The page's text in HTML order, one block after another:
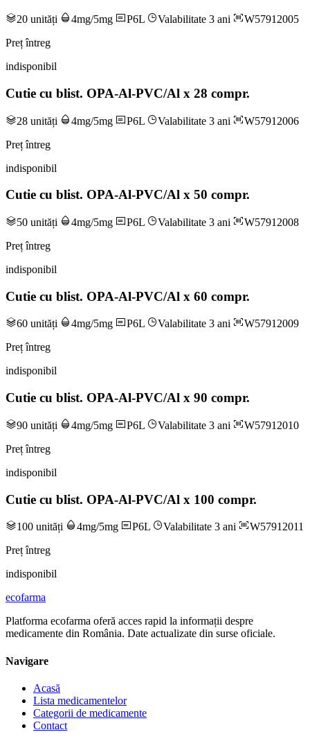
20 unități 4mg/5mg P6L Valabilitate 3 ani
W57912005
Preț întreg
indisponibil
Cutie cu blist. OPA-Al-PVC/Al x 28 compr.
28 unități 4mg/5mg P6L Valabilitate 3 ani
W57912006
Preț întreg
indisponibil
Cutie cu blist. OPA-Al-PVC/Al x 50 compr.
50 unități 4mg/5mg P6L Valabilitate 3 ani
W57912008
Preț întreg
indisponibil
Cutie cu blist. OPA-Al-PVC/Al x 60 compr.
60 unități 4mg/5mg P6L Valabilitate 3 ani
W57912009
Preț întreg
indisponibil
Cutie cu blist. OPA-Al-PVC/Al x 90 compr.
90 unități 4mg/5mg P6L Valabilitate 3 ani
W57912010
Preț întreg
indisponibil
Cutie cu blist. OPA-Al-PVC/Al x 100 compr.
100 unități 4mg/5mg P6L Valabilitate 3 ani
W57912011
Preț întreg
indisponibil
ecofarma
Platforma ecofarma oferă acces rapid la informații despre
medicamente din România. Date actualizate din surse oficiale.
Navigare
Acasă
Lista medicamentelor
Categorii de medicamente
Contact